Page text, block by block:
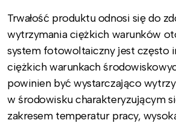
Trwałość produktu odnosi się do
wytrzymania ciężkich warunków
system fotowoltaiczny jest często
ciężkich warunkach
powinien być wystarczająco
w środowisku charakteryzującym
zakresem temperatur pracy,